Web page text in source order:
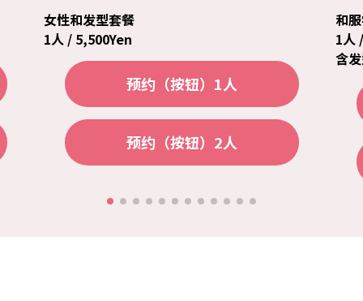
女性和发型套餐
1人 / 5,500Yen
预约（按钮）1人
预约（按钮）2人
和
1人
含